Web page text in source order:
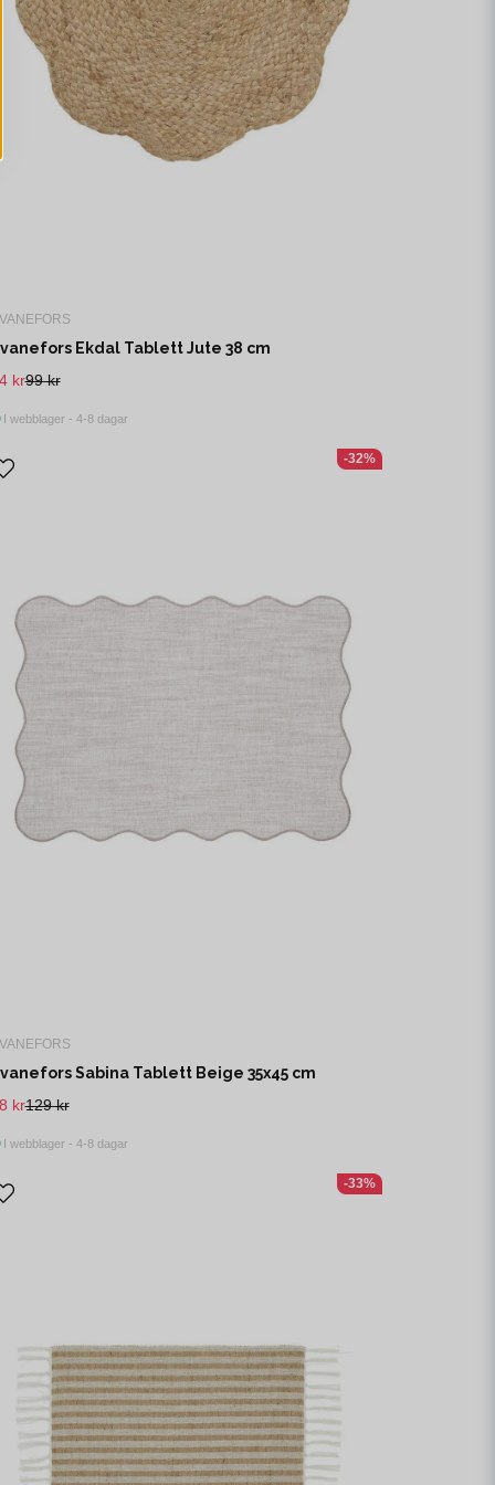
Ekdal Tablett Jute 38 cm
99 kr
kr
I webblager - 4-8 dagar
Sabina Tablett Beige 35x45 cm
129 kr
kr
I webblager - 4-8 dagar
-32%
-33%